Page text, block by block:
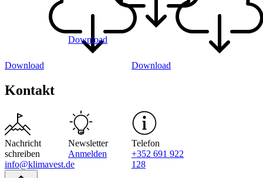
Download
Download
Download
Kontakt
Nachricht
schreiben
info@klimavest.de
Newsletter
Anmelden
Telefon
+352 691 922
128